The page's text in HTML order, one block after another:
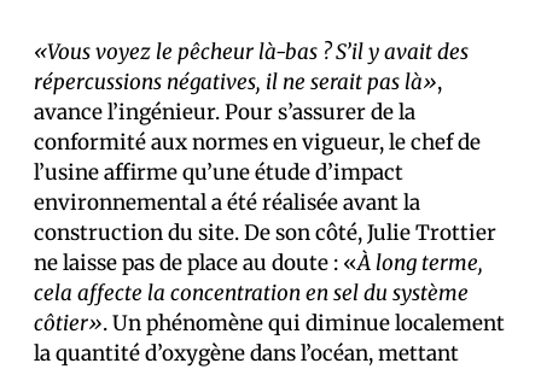
«Vous voyez le pêcheur là-bas ? S’il y avait des
répercussions négatives, il ne serait pas là»,
avance l’ingénieur. Pour s’assurer de la
conformité aux normes en vigueur, le chef de
l’usine affirme qu’une étude d’impact
environnemental a été réalisée avant la
construction du site. De son côté, Julie Trottier
ne laisse pas de place au doute : «À long terme,
cela affecte la concentration en sel du système
côtier». Un phénomène qui diminue localement
la quantité d’oxygène dans l’océan, mettant